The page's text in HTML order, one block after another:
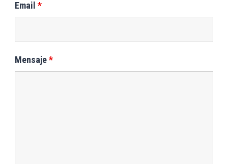
Email *
Mensaje*